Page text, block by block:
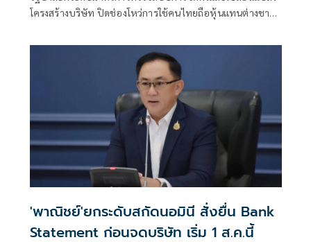
โครงสร้างบริษัท ปิดช่องโหว่การใช้คนไทยถือหุ้นแทนต่างชาติ
เริ่มมีผลตั้งแต่ 1 ส.ค. 2569 ย้ำไม่กระทบการลงทุนที่ถูกต้องตาม
กฎหมาย แต่เพิ่มความโปร่งใสและสร้างความเป็นธรรมในการ
'พาณิชย์'ยกระดับสกัดนอมินี สั่งยื่น Bank
Statement ก่อนจดบริษัท เริ่ม 1 ส.ค.นี้